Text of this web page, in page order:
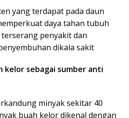
yang terdapat pada daun
daya tahan tubuh
penyakit dan
dikala sakit
kelor sebagai sumber anti
minyak sekitar 40
buah kelor dikenal dengan